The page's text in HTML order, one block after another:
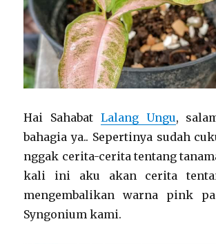
Hai Sahabat Lalang Ungu,
bahagia ya.. Sepertinya sudah
nggak cerita-cerita tentang
kali ini aku akan cerita
mengembalikan warna pink
Syngonium kami.